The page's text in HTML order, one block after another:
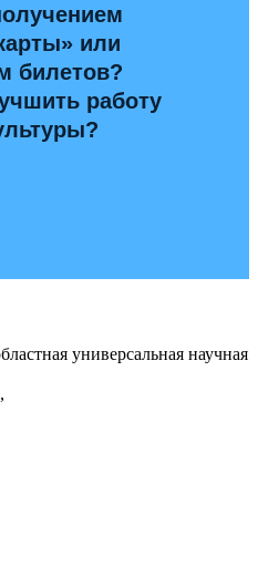
или
билетов?
работу
универсальная научная